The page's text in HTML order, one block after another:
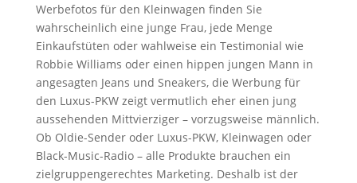
Werbefotos für den Kleinwagen finden Sie
wahrscheinlich eine junge Frau, jede Menge
Einkaufstüten oder wahlweise ein Testimonial wie
Robbie Williams oder einen hippen jungen Mann in
angesagten Jeans und Sneakers, die Werbung für
den Luxus-PKW zeigt vermutlich eher einen jung
aussehenden Mittvierziger – vorzugsweise männlich.
Ob Oldie-Sender oder Luxus-PKW, Kleinwagen oder
Black-Music-Radio – alle Produkte brauchen ein
zielgruppengerechtes Marketing. Deshalb ist der